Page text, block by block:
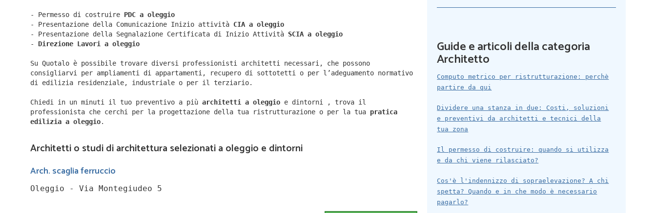
- Permesso di costruire PDC a oleggio
- Presentazione della Comunicazione Inizio attività CIA a oleggio
- Presentazione della Segnalazione Certificata di Inizio Attività SCIA a oleggio
- Direzione Lavori a oleggio
Su Quotalo è possibile trovare diversi professionisti architetti necessari, che possono
consigliarvi per ampliamenti di appartamenti, recupero di sottotetti o per l’adeguamento normativo
di edilizia residenziale, industriale o per il terziario.
Chiedi in un minuti il tuo preventivo a più architetti a oleggio e dintorni ,
trova il
professionista che cerchi per la progettazione della tua ristrutturazione o per la tua pratica
edilizia a oleggio.
Architetti o studi di architettura selezionati a oleggio e dintorni
Arch. scaglia ferruccio
Oleggio - Via Montegiudeo 5
Guide e articoli della categoria
Architetto
Computo metrico per ristrutturazione: perchè
partire da qui
Dividere una stanza in due: Costi, soluzioni
e preventivi da architetti e tecnici della
tua zona
Il permesso di costruire: quando si utilizza
e da chi viene rilasciato?
Cos'è l'indennizzo di sopraelevazione? A chi
spetta? Quando e in che modo è necessario
pagarlo?